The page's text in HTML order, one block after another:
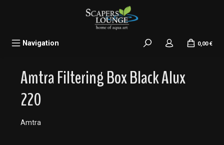
Navigation 0,00 €
Amtra Filtering Box Black Alux
220
Amtra